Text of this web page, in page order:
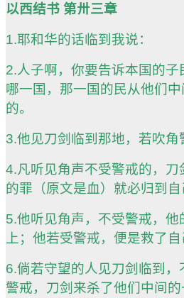
以西结书 第〺三章
1.耶和华的话临到我说：
2.人子啊，你要告诉本国的子
哪一国，那一国的民从他们
的。
3.他见刀剑临到那地，若吹角
4.凡听见角声不受警戒的，刀
的罪（原文是血）就必归到自
5.他听见角声，不受警戒，
上；他若受警戒，便是救了自
6.倘若守望的人见刀剑临到
警戒，刀剑来杀了他们中间